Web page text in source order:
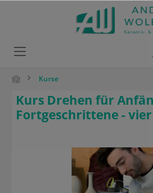
Kurse
Kurs Drehen für
Fortgeschrittene - vier
Bildergalerie überspringen